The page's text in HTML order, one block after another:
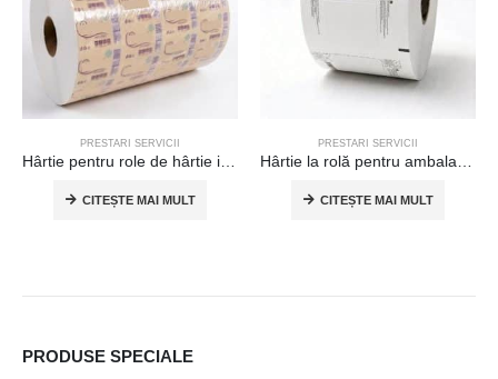
PRESTARI SERVICII
Hârtie pentru role de hârtie igienică
CITEȘTE MAI MULT
PRESTARI SERVICII
Hârtie la rolă pentru ambalarea tacâmurilor
CITEȘTE MAI MULT
PRODUSE SPECIALE